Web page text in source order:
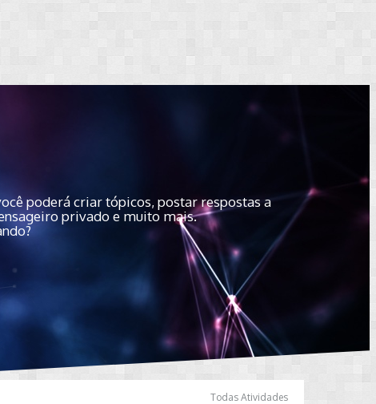
poderá criar tópicos, postar respostas a
privado e muito mais.
Todas Atividades